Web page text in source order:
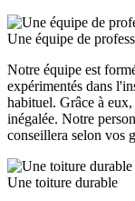
Une équipe de
Notre équipe est
expérimentés dans
habituel. Grâce à
inégalée. Notre
conseillera selon vos
Une toiture durable